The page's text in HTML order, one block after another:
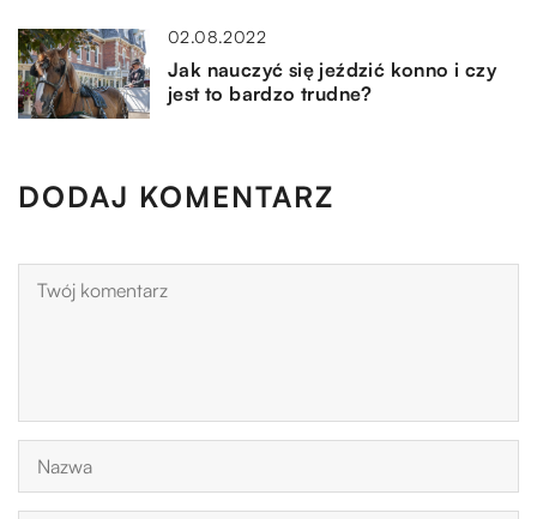
02.08.2022
Jak nauczyć się jeździć konno i czy
jest to bardzo trudne?
DODAJ KOMENTARZ